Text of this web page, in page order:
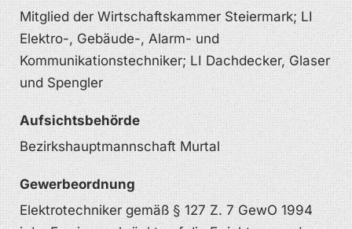
Mitglied der Wirtschaftskammer Steiermark; LI
Elektro-, Gebäude-, Alarm- und
Kommunikationstechniker; LI Dachdecker, Glaser
und Spengler
Aufsichtsbehörde
Bezirkshauptmannschaft Murtal
Gewerbeordnung
Elektrotechniker gemäß § 127 Z. 7 GewO 1994